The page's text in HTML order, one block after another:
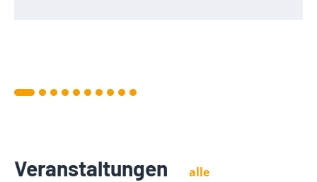
Veranstaltungen
alle